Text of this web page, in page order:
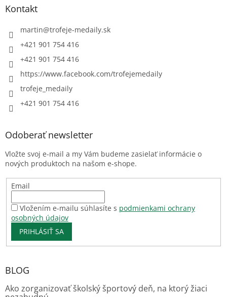
Kontakt
martin@trofeje-medaily.sk
+421 901 754 416
+421 901 754 416
https://www.facebook.com/trofejemedaily
trofeje_medaily
+421 901 754 416
Odoberať newsletter
Vložte svoj e-mail a my Vám budeme zasielať informácie o
nových produktoch na našom e-shope.
Email
Vložením e-mailu súhlasíte s podmienkami ochrany
osobných údajov
PRIHLÁSIŤ SA
BLOG
Ako zorganizovať školský športový deň, na ktorý žiaci